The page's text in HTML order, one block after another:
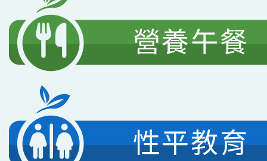
營養午餐
性平教育